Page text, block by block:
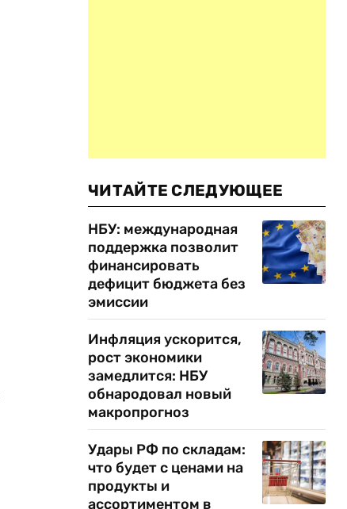
ЧИТАЙТЕ СЛЕДУЮЩЕЕ
НБУ: международная
поддержка позволит
финансировать
дефицит бюджета без
эмиссии
Инфляция ускорится,
рост экономики
замедлится: НБУ
обнародовал новый
макропрогноз
Удары РФ по складам:
что будет с ценами на
продукты и
ассортиментом в